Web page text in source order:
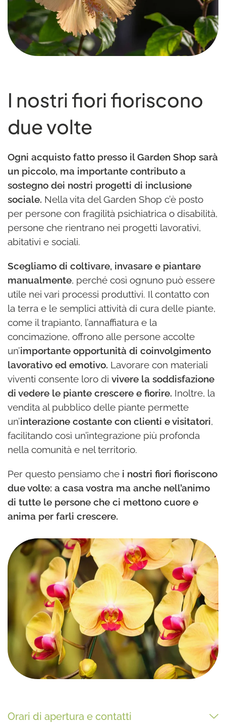
I nostri fiori fioriscono
due volte
Ogni acquisto fatto presso il Garden Shop sarà
un piccolo, ma importante contributo a
sostegno dei nostri progetti di inclusione
sociale. Nella vita del Garden Shop c’è posto
per persone con fragilità psichiatrica o disabilità,
persone che rientrano nei progetti lavorativi,
abitativi e sociali.
Scegliamo di coltivare, invasare e piantare
manualmente, perché così ognuno può essere
utile nei vari processi produttivi. Il contatto con
la terra e le semplici attività di cura delle piante,
come il trapianto, l’annaffiatura e la
concimazione, offrono alle persone accolte
un’importante opportunità di coinvolgimento
lavorativo ed emotivo. Lavorare con materiali
viventi consente loro di vivere la soddisfazione
di vedere le piante crescere e fiorire. Inoltre, la
vendita al pubblico delle piante permette
un’interazione costante con clienti e visitatori,
facilitando così un’integrazione più profonda
nella comunità e nel territorio.
Per questo pensiamo che i nostri fiori fioriscono
due volte: a casa vostra ma anche nell’animo
di tutte le persone che ci mettono cuore e
anima per farli crescere.
Orari di apertura e contatti